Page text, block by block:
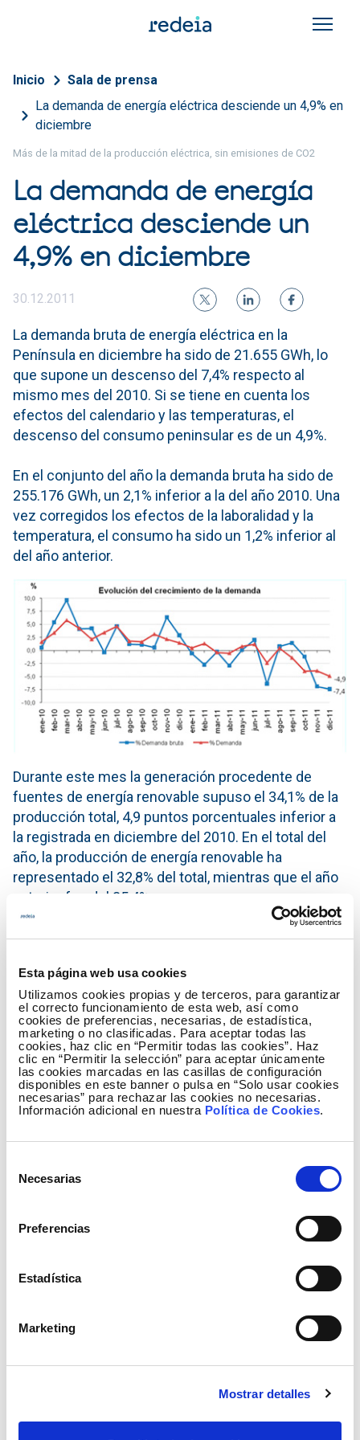
Esta página web usa cookies
Utilizamos cookies propias y de terceros, para garantizar
el correcto funcionamiento de esta web, así como
cookies de preferencias, necesarias, de estadística,
marketing o no clasificadas. Para aceptar todas las
cookies, haz clic en “Permitir todas las cookies”. Haz
clic en “Permitir la selección” para aceptar únicamente
las cookies marcadas en las casillas de configuración
disponibles en este banner o pulsa en “Solo usar cookies
necesarias” para rechazar las cookies no necesarias.
Información adicional en nuestra Política de Cookies.
Necesarias
Preferencias
Estadística
Marketing
Mostrar detalles
Sobrescribir enlaces de
Inicio
Sala de prensa
La demanda de energía eléctrica desciende un 4,9% en
diciembre
Más de la mitad de la producción eléctrica, sin emisiones de CO2
La demanda de energía
eléctrica desciende un
4,9% en diciembre
30.12.2011
La demanda bruta de energía eléctrica en la
Península en diciembre ha sido de 21.655 GWh, lo
que supone un descenso del 7,4% respecto al
mismo mes del 2010. Si se tiene en cuenta los
efectos del calendario y las temperaturas, el
descenso del consumo peninsular es de un 4,9%.
En el conjunto del año la demanda bruta ha sido de
255.176 GWh, un 2,1% inferior a la del año 2010. Una
vez corregidos los efectos de la laboralidad y la
temperatura, el consumo ha sido un 1,2% inferior al
del año anterior.
Durante este mes la generación procedente de
fuentes de energía renovable supuso el 34,1% de la
producción total, 4,9 puntos porcentuales inferior a
la registrada en diciembre del 2010. En el total del
año, la producción de energía renovable ha
representado el 32,8% del total, mientras que el año
anterior fue del 35,4%.
En diciembre el 54% de la producción eléctrica
Generación del mes de diciembre
Generación de enero a diciembre del 2011